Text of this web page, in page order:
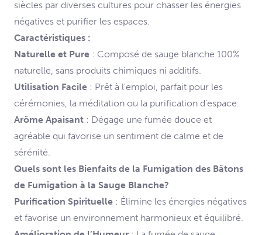
siècles par diverses cultures pour chasser les énergies
négatives et purifier les espaces.
Caractéristiques :
Naturelle et Pure : Composé de sauge blanche 100%
naturelle, sans produits chimiques ni additifs.
Utilisation Facile : Prêt à l'emploi, parfait pour les
cérémonies, la méditation ou la purification d’espace.
Arôme Apaisant : Dégage une fumée douce et
agréable qui favorise un sentiment de calme et de
sérénité.
Quels sont les Bienfaits de la Fumigation des Bâtons
de Fumigation à la Sauge Blanche?
Purification Spirituelle : Élimine les énergies négatives
et favorise un environnement harmonieux et équilibré.